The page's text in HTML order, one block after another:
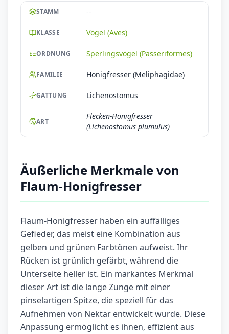
STAMM --
KLASSE Vögel (Aves)
ORDNUNG Sperlingsvögel (Passeriformes)
FAMILIE Honigfresser (Meliphagidae)
GATTUNG Lichenostomus
ART
Flecken-Honigfresser
(Lichenostomus plumulus)
Äußerliche Merkmale von
Flaum-Honigfresser
Flaum-Honigfresser haben ein auffälliges
Gefieder, das meist eine Kombination aus
gelben und grünen Farbtönen aufweist. Ihr
Rücken ist grünlich gefärbt, während die
Unterseite heller ist. Ein markantes Merkmal
dieser Art ist die lange Zunge mit einer
pinselartigen Spitze, die speziell für das
Aufnehmen von Nektar entwickelt wurde. Diese
Anpassung ermöglicht es ihnen, effizient aus